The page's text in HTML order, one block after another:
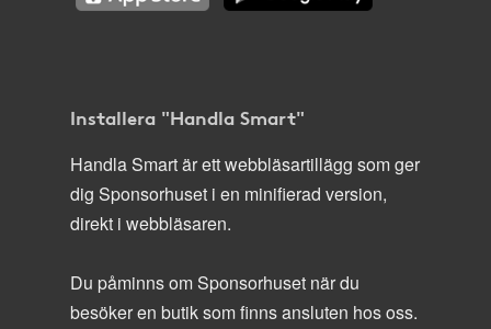
Installera "Handla Smart"
Handla Smart är ett webbläsartillägg som ger
dig Sponsorhuset i en minifierad version,
direkt i webbläsaren.
Du påminns om Sponsorhuset när du
besöker en butik som finns ansluten hos oss.